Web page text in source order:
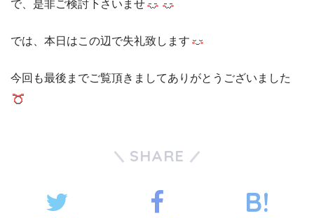
で、是非ご検討下さいませ
では、本日はこの辺で失礼致します
今回も最後までご覧頂きましてありがとうございました
SHARE